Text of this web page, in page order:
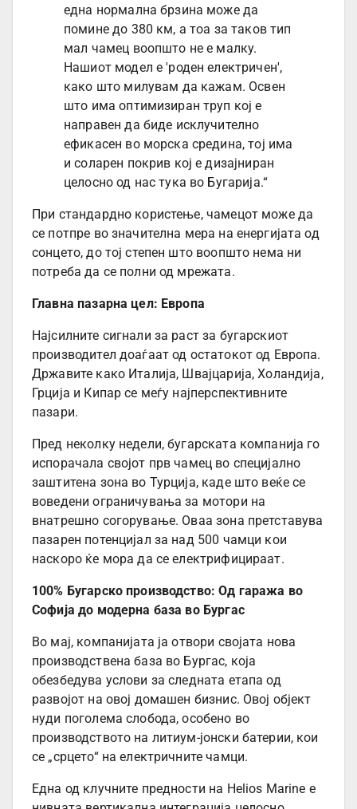
една нормална брзина може да
помине до 380 км, а тоа за таков тип
мал чамец воопшто не е малку.
Нашиот модел е 'роден електричен',
како што милувам да кажам. Освен
што има оптимизиран труп кој е
направен да биде исклучително
ефикасен во морска средина, тој има
и соларен покрив кој е дизајниран
целосно од нас тука во Бугарија.“
При стандардно користење, чамецот може да
се потпре во значителна мера на енергијата од
сонцето, до тој степен што воопшто нема ни
потреба да се полни од мрежата.
Главна пазарна цел: Европа
Најсилните сигнали за раст за бугарскиот
производител доаѓаат од остатокот од Европа.
Државите како Италија, Швајцарија, Холандија,
Грција и Кипар се меѓу најперспективните
пазари.
Пред неколку недели, бугарската компанија го
испорачала својот прв чамец во специјално
заштитена зона во Турција, каде што веќе се
воведени ограничувања за мотори на
внатрешно согорување. Оваа зона претставува
пазарен потенцијал за над 500 чамци кои
наскоро ќе мора да се електрифицираат.
100% Бугарско производство: Од гаража во
Софија до модерна база во Бургас
Во мај, компанијата ја отвори својата нова
производствена база во Бургас, која
обезбедува услови за следната етапа од
развојот на овој домашен бизнис. Овој објект
нуди поголема слобода, особено во
производството на литиум-јонски батерии, кои
се „срцето“ на електричните чамци.
Една од клучните предности на Helios Marine е